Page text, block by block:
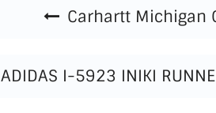
Carhartt Michigan
ADIDAS I-5923 INIKI